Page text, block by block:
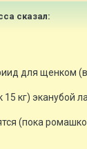
сказал:
для щенком
кг) эканубой
(пока